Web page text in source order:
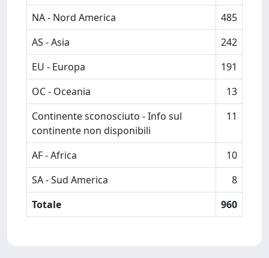
NA - Nord America
485
AS - Asia
242
EU - Europa
191
OC - Oceania
13
Continente sconosciuto - Info sul
continente non disponibili
11
AF - Africa
10
SA - Sud America
8
Totale
960